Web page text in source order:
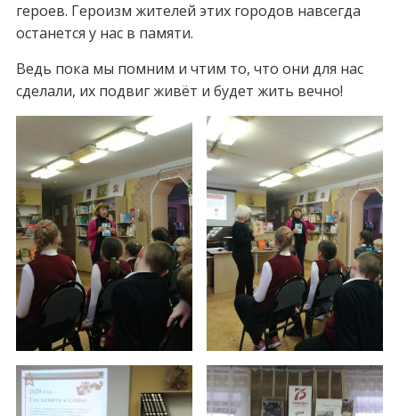
героев. Героизм жителей этих городов навсегда
останется у нас в памяти.
Ведь пока мы помним и чтим то, что они для нас
сделали, их подвиг живёт и будет жить вечно!